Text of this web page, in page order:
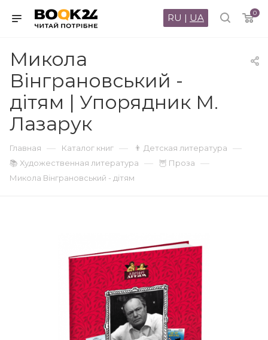
0
RU | UA
Микола
Вінграновський -
дітям | Упорядник М.
Лазарук
Главная — Каталог книг — 👨 Детская литература —
📚 Художественная литература — 🦉 Проза —
Микола Вінграновський - дітям